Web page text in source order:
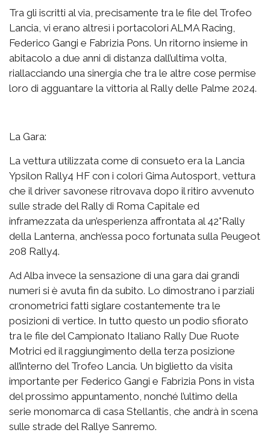
Tra gli iscritti al via, precisamente tra le file del Trofeo
Lancia, vi erano altresì i portacolori ALMA Racing,
Federico Gangi e Fabrizia Pons. Un ritorno insieme in
abitacolo a due anni di distanza dall’ultima volta,
riallacciando una sinergia che tra le altre cose permise
loro di agguantare la vittoria al Rally delle Palme 2024.
La Gara:
La vettura utilizzata come di consueto era la Lancia
Ypsilon Rally4 HF con i colori Gima Autosport, vettura
che il driver savonese ritrovava dopo il ritiro avvenuto
sulle strade del Rally di Roma Capitale ed
inframezzata da un’esperienza affrontata al 42°Rally
della Lanterna, anch’essa poco fortunata sulla Peugeot
208 Rally4.
Ad Alba invece la sensazione di una gara dai grandi
numeri si è avuta fin da subito. Lo dimostrano i parziali
cronometrici fatti siglare costantemente tra le
posizioni di vertice. In tutto questo un podio sfiorato
tra le file del Campionato Italiano Rally Due Ruote
Motrici ed il raggiungimento della terza posizione
all’interno del Trofeo Lancia. Un biglietto da visita
importante per Federico Gangi e Fabrizia Pons in vista
del prossimo appuntamento, nonché l’ultimo della
serie monomarca di casa Stellantis, che andrà in scena
sulle strade del Rallye Sanremo.